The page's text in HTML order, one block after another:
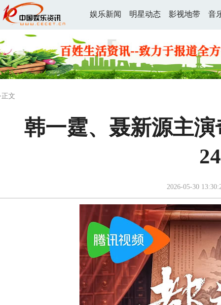
娱乐新闻 明星动态 影视地带 音
文
韩一霆、聂新源主
2026-05-30